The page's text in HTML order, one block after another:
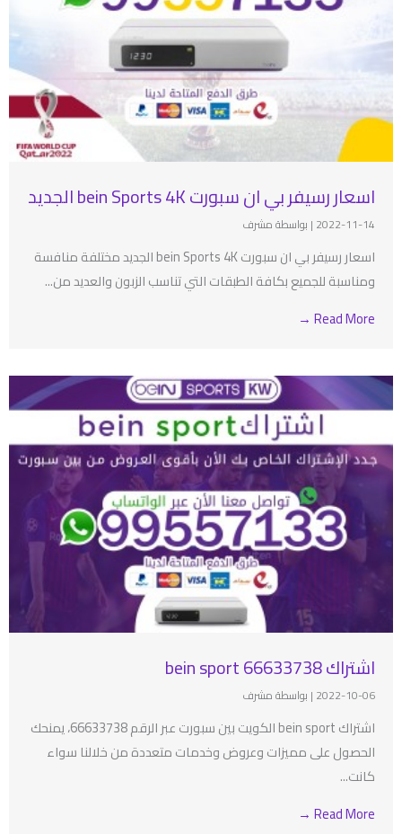
اسعار رسيفر بي ان سبورت bein Sports 4K الجديد
2022-11-14
| بواسطة مشرف
اسعار رسيفر بي ان سبورت bein Sports 4K الجديد مختلفة منافسة
ومناسبة للجميع بكافة الطبقات التي تناسب الزبون والعديد من...
Read More →
اشتراك bein sport 66633738
2022-10-06
| بواسطة مشرف
اشتراك bein sport الكويت بين سبورت عبر الرقم 66633738، يمنحك
الحصول على مميزات وعروض وخدمات متعددة من خلالنا سواء
كانت...
Read More →